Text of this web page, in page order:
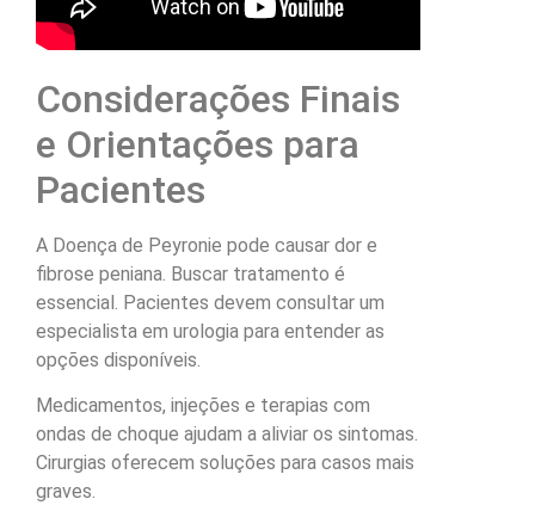
Considerações Finais
e Orientações para
Pacientes
A Doença de Peyronie pode causar dor e
fibrose peniana. Buscar tratamento é
essencial. Pacientes devem consultar um
especialista em urologia para entender as
opções disponíveis.
Medicamentos, injeções e terapias com
ondas de choque ajudam a aliviar os sintomas.
Cirurgias oferecem soluções para casos mais
graves.